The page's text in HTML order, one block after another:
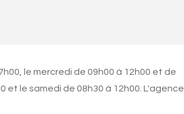
le mercredi de 09h00 à 12h00 et de
et le samedi de 08h30 à 12h00. L'agence